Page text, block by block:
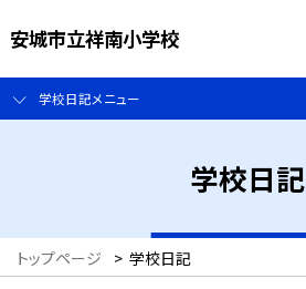
安城市立祥南小学校
学校日記メニュー
学校日記
トップページ > 学校日記